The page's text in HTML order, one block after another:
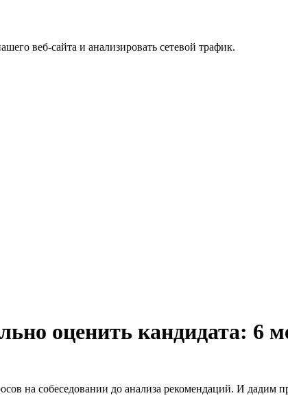
веб-сайта и анализировать сетевой трафик.
оценить кандидата: 6
на собеседовании до анализа рекомендаций. И дадим